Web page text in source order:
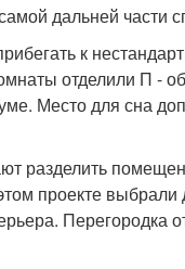
дальней части
к
отделили П -
Место для сна
разделить
проекте
Перегородка